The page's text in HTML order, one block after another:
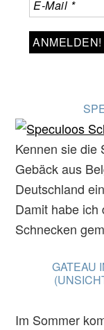
Kennen sie die
Gebäck aus
Deutschland
Damit habe ich
Schnecken
GATEAU
Im Sommer